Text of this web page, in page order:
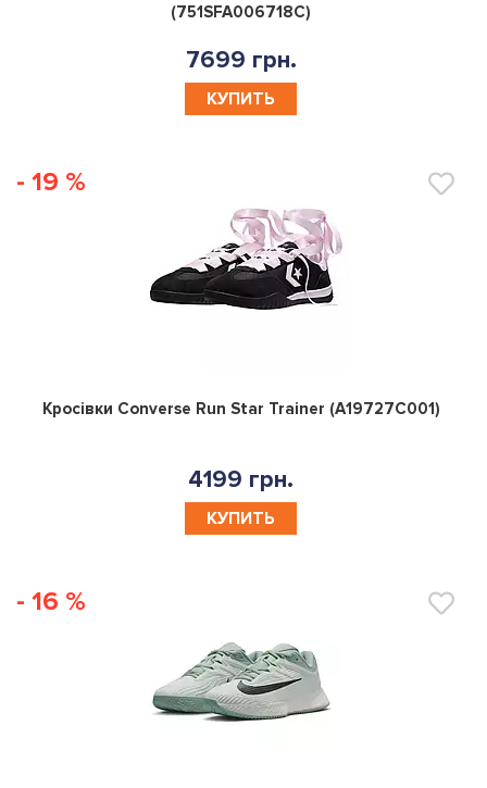
(751SFA006718C)
7699 грн.
КУПИТЬ
- 19 %
0
Кросівки Converse Run Star Trainer (A19727C001)
4199 грн.
КУПИТЬ
- 16 %